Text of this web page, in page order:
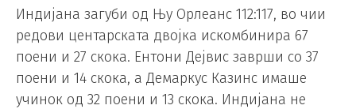
Индијана загуби од Њу Орлеанс 112:117, во чии
редови центарската двојка искомбинира 67
поени и 27 скока. Ентони Дејвис заврши со 37
поени и 14 скока, а Демаркус Казинс имаше
учинок од 32 поени и 13 скока. Индијана не